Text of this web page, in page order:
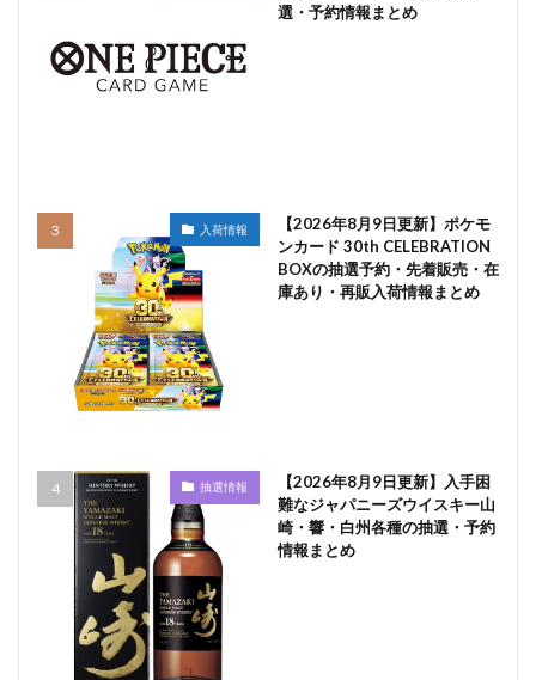
選・予約情報まとめ
入荷情報
【2026年8月9日更新】ポケモ
ンカード 30th CELEBRATION
BOXの抽選予約・先着販売・在
庫あり・再販入荷情報まとめ
抽選情報
【2026年8月9日更新】入手困
難なジャパニーズウイスキー山
崎・響・白州各種の抽選・予約
情報まとめ